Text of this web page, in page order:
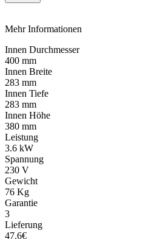
Mehr Informationen
Innen Durchmesser
400 mm
Innen Breite
283 mm
Innen Tiefe
283 mm
Innen Höhe
380 mm
Leistung
3.6 kW
Spannung
230 V
Gewicht
76 Kg
Garantie
3
Lieferung
47.6€